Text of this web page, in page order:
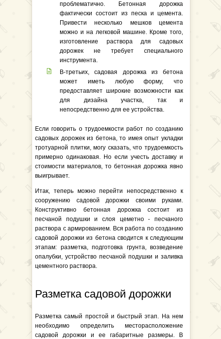
проблематично. Бетонная дорожка
фактически состоит из песка и цемента.
Привести несколько мешков цемента
можно и на легковой машине. Кроме того,
изготовление раствора для садовых
дорожек не требует специального
инструмента.
В-третьих, садовая дорожка из бетона
может иметь любую форму, что
предоставляет широкие возможности как
для дизайна участка, так и
непосредственно для ее устройства.
Если говорить о трудоемкости работ по созданию
садовых дорожек из бетона, то имея опыт укладки
тротуарной плитки, могу сказать, что трудоемкость
примерно одинаковая. Но если учесть доставку и
стоимости материалов, то бетонная дорожка явно
выигрывает.
Итак, теперь можно перейти непосредственно к
сооружению садовой дорожки своими руками.
Конструктивно бетонная дорожка состоит из
песчаной подушки и слоя цеметно - песчаного
раствора с армированием. Вся работа по созданию
садовой дорожки из бетона сводится к следующим
этапам: разметка, подготовка грунта, возведение
опалубки, устройство песчаной подушки и заливка
цементного раствора.
Разметка садовой дорожки
Разметка самый простой и быстрый этап. На нем
необходимо определить месторасположение
садовой дорожки и ее габаритные размеры. В